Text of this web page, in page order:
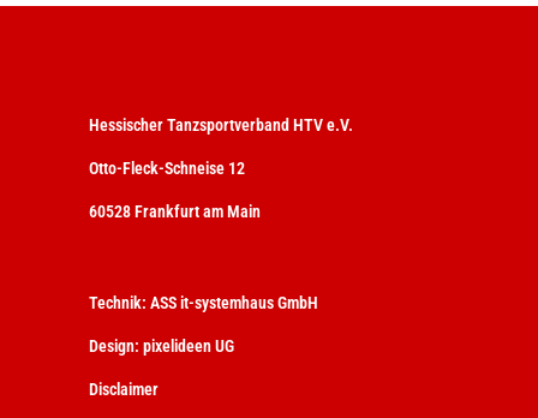
Hessischer Tanzsportverband HTV e.V.
Otto-Fleck-Schneise 12
60528 Frankfurt am Main
Technik: ASS it-systemhaus GmbH
Design: pixelideen UG
Disclaimer